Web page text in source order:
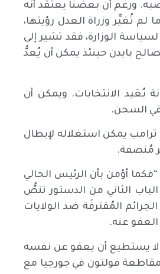
ورغم أن بعضنا يعتقد أنه
لم تُغيِّر وزراة العدل رؤيتها،
الوزارة، فقد تشير إلى
بايدن حينئذ يمكن أن يُعدُّ
بُعَيد الانتخابات. ويمكن أن
في السجن.
ترامب يمكن استغلاله لإبطال
مُنصفة.
أؤمن بأن الرئيس الحالي
أعتقد أيضاً أن الرئيس يمكن أن يعفو عن نفسه”. فالمادة 2 من الباب الثاني من الدستور تنصُّ
المُقترفَة ضد الولايات
عنه.
لا يستطيع أن يعفو عن نفسه
فولتون في جورجيا مع